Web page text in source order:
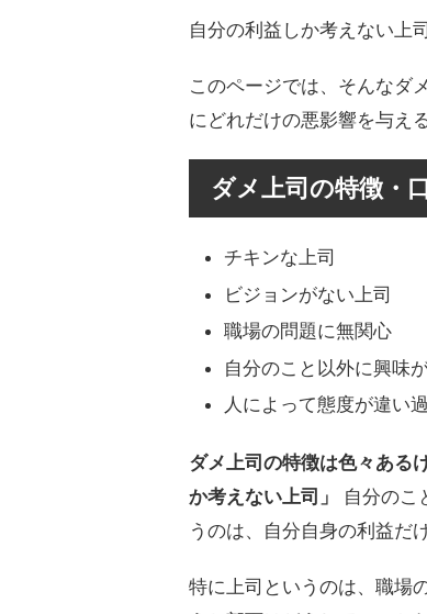
自分の利益しか考えない上司
このページでは、そんなダ
にどれだけの悪影響を与え
ダメ上司の特徴・
チキンな上司
ビジョンがない上司
職場の問題に無関心
自分のこと以外に興味
人によって態度が違い
ダメ上司の特徴は色々ある
か考えない上司」
自分のこ
うのは、自分自身の利益だ
特に上司というのは、職場